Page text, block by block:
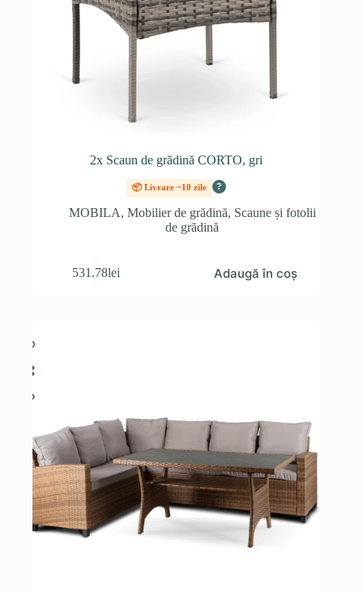
2x Scaun de grădină CORTO, gri
📦 Livrare ~10 zile ?
MOBILA, Mobilier de grădină, Scaune și fotolii
de grădină
531.78lei Adaugă în coș